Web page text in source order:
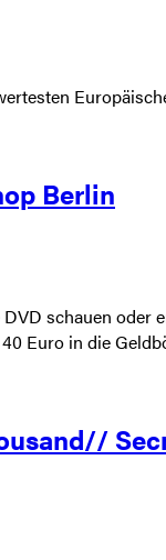
Berlin
schauen
Euro in die